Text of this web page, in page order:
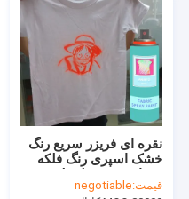
اسپری PU فوم
سیلیکون مهر و موم شده
اسپری چسب
سیلانت پلی اورتان
محصولات مراقبت شخصی
نقره ای فریزر سریع رنگ
خشک اسپری رنگ فلکه
می تواند
قیمت:negotiable